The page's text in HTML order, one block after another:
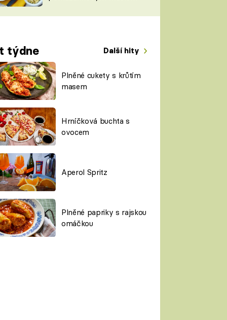
týdne Další hity
Plněné cukety s krůtím
masem
Hrníčková buchta s
ovocem
Aperol Spritz
Plněné papriky s rajskou
omáčkou